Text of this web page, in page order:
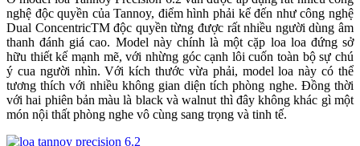
nghệ độc quyền của Tannoy, điểm hình phải kể đến như công nghệ
Dual ConcentricTM độc quyền từng được rất nhiều người dùng âm
thanh đánh giá cao. Model này chính là một cặp loa loa đứng sở
hữu thiết kế mạnh mẽ, với nhừng góc cạnh lôi cuốn toàn bộ sự chú
ý cua người nhìn. Với kích thước vừa phải, model loa này có thể
tương thích với nhiều không gian diện tích phòng nghe. Đồng thời
với hai phiên bản màu là black và walnut thì đây không khác gì một
món nội thất phòng nghe vô cùng sang trọng và tinh tế.